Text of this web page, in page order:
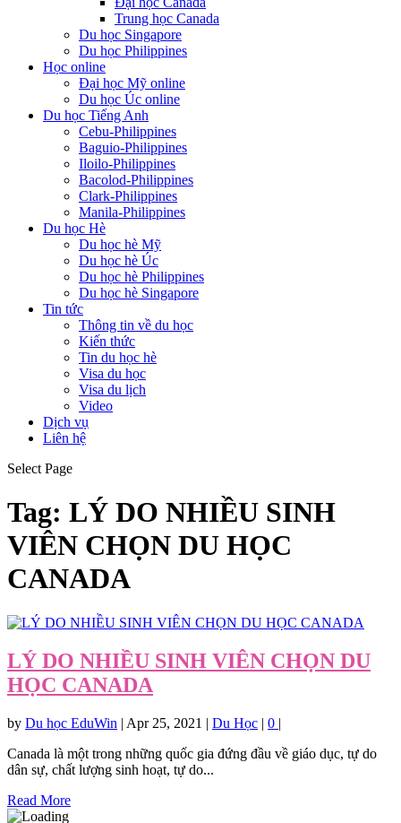
Trung học Canada
Du học Singapore
Du học Philippines
Học online
Đại học Mỹ online
Du học Úc online
Du học Tiếng Anh
Cebu-Philippines
Baguio-Philippines
Iloilo-Philippines
Bacolod-Philippines
Clark-Philippines
Manila-Philippines
Du học Hè
Du học hè Mỹ
Du học hè Úc
Du học hè Philippines
Du học hè Singapore
Tin tức
Thông tin về du học
Kiến thức
Tin du học hè
Visa du học
Visa du lịch
Video
Dịch vụ
Liên hệ
Select Page
Tag: LÝ DO NHIỀU SINH
VIÊN CHỌN DU HỌC
CANADA
LÝ DO NHIỀU SINH VIÊN CHỌN DU
HỌC CANADA
by Du học EduWin | Apr 25, 2021 | Du Học | 0 |
Canada là một trong những quốc gia đứng đầu về giáo dục, tự do
dân sự, chất lượng sinh hoạt, tự do...
Read More